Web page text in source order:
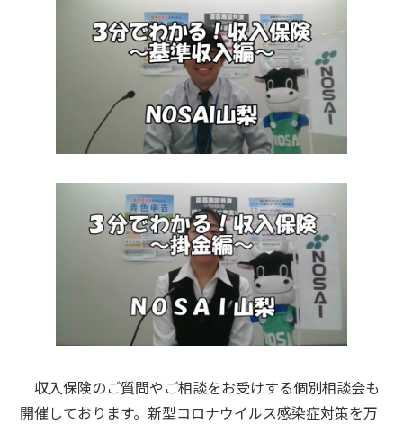
収入保険のご質問やご相談をお受けする個別相談会も
開催しております。新型コロナウイルス感染症対策を万